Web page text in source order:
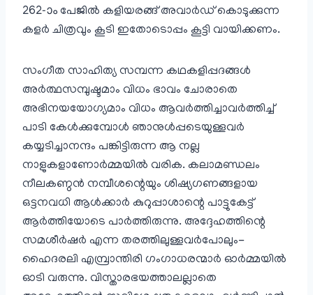
262-ാം പേജിൽ കളിയരങ്ങ് അവാർഡ് കൊടുക്കുന്ന
കളർ ചിത്രവും കൂടി ഇതോടൊപ്പം കൂട്ടി വായിക്കണം.
സംഗീത സാഹിത്യ സമ്പന്ന കഥകളിപ്പദങ്ങൾ
അർത്ഥസമ്പുഷ്ടമാം വിധം ഭാവം ചോരാതെ
അഭിനയയോഗ്യമാം വിധം ആവർത്തിച്ചാവർത്തിച്ച്
പാടി കേൾക്കുമ്പോൾ ഞാനുൾപ്പടെയുള്ളവർ
കയ്യടിച്ചാനന്ദം പങ്കിട്ടിരുന്ന ആ നല്ല
നാളുകളാണോർമ്മയിൽ വരിക. കലാമണ്ഡലം
നീലകണ്ഠൻ നമ്പീശന്റെയും ശിഷ്യഗണങ്ങളായ
ഒട്ടനവധി ആൾക്കാർ കുറുപ്പാശാന്റെ പാട്ടുകേട്ട്
ആർത്തിയോടെ പാർത്തിരുന്നു. അദ്ദേഹത്തിന്റെ
സമശീർഷർ എന്ന തരത്തിലുള്ളവർപോലും-
ഹൈദരലി എമ്പ്രാന്തിരി ഗംഗാധരന്മാർ ഓർമ്മയിൽ
ഓടി വരുന്നു. വിസ്താരഭയത്താലല്ലാതെ